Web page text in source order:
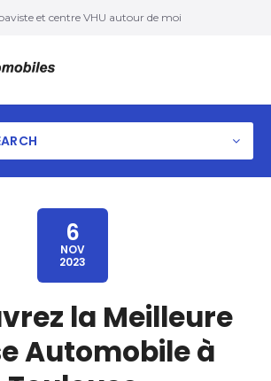
et centre VHU autour de moi
6
NOV
2023
la Meilleure
Automobile à